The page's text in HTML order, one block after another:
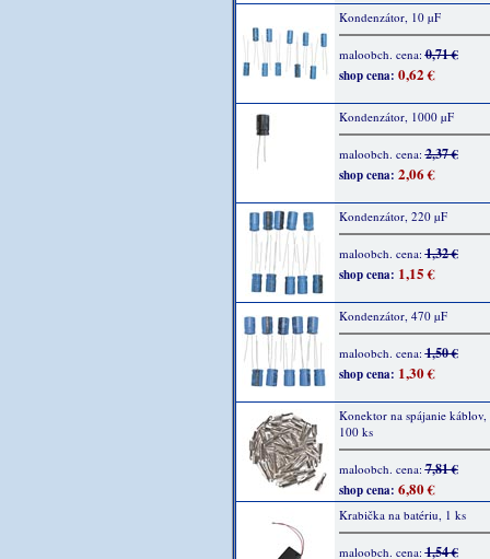
Kondenzátor, 10 µF
maloobch. cena:0,71 €
shop cena: 0,62 €
Kondenzátor, 1000 µF
maloobch. cena:2,37 €
shop cena: 2,06 €
Kondenzátor, 220 µF
maloobch. cena:1,32 €
shop cena: 1,15 €
Kondenzátor, 470 µF
maloobch. cena:1,50 €
shop cena: 1,30 €
Konektor na spájanie
100 ks
maloobch. cena:7,81 €
shop cena: 6,80 €
Krabička na batériu, 1 ks
maloobch. cena:1,54 €